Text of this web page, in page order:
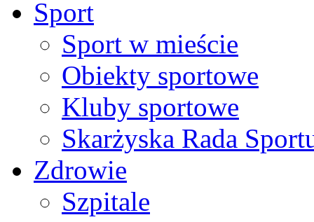
Sport
Sport w mieście
Obiekty sportowe
Kluby sportowe
Skarżyska Rada
Zdrowie
Szpitale